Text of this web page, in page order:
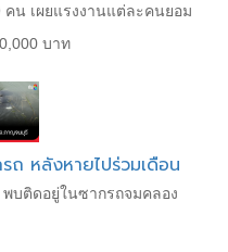
คน เผยแรงงานแต่ละคนยอม
บาท
ถ หลังหายไปร่วมเดือน
บติดอยู่ในซากรถจมคลอง